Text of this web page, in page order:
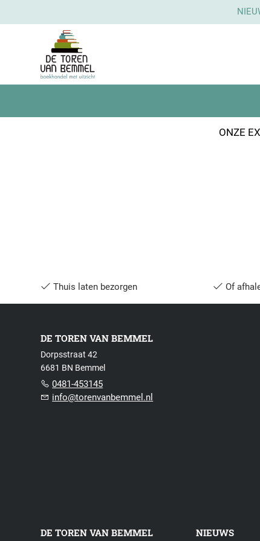
ONZE
Thuis laten bezorgen Of
DE TOREN VAN BEMMEL
Dorpsstraat 42
6681 BN Bemmel
0481-453145
info@torenvanbemmel.nl
DE TOREN VAN BEMMEL NIEUWS